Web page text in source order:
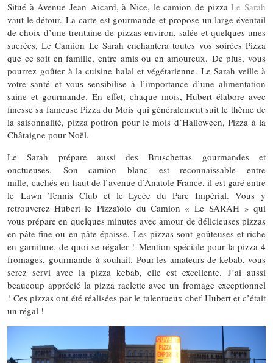
Situé à Avenue Jean Aicard, à Nice, le camion de pizzaLe Sarah
vaut le détour. La carte est gourmande et propose un large éventail
de choix d’une trentaine de pizzas environ, salée et quelques-unes
sucrées, Le Camion Le Sarah enchantera toutes vos soirées Pizza
que ce soit en famille, entre amis ou en amoureux. De plus, vous
pourrez goûter à la cuisine halal et végétarienne. Le Sarah veille à
votre santé et vous sensibilise à l’importance d’une alimentation
saine et gourmande. En effet, chaque mois, Hubert élabore avec
finesse sa fameuse Pizza du Mois qui généralement suit le thème de
la saisonnalité, pizza potiron pour le mois d’Halloween, Pizza à la
Châtaigne pour Noël.
Le Sarah prépare aussi des Bruschettas gourmandes et
onctueuses. Son camion blanc est reconnaissable entre
mille, cachés en haut de l’avenue d’Anatole France, il est garé entre
le Lawn Tennis Club et le Lycée du Parc Impérial. Vous y
retrouverez Hubert le Pizzaïolo du Camion « Le SARAH » qui
vous prépare en quelques minutes avec amour de délicieuses pizzas
en pâte fine ou en pâte épaisse. Les pizzas sont goûteuses et riche
en garniture, de quoi se régaler ! Mention spéciale pour la pizza 4
fromages, gourmande à souhait. Pour les amateurs de kebab, vous
serez servi avec la pizza kebab, elle est excellente. J’ai aussi
beaucoup apprécié la pizza raclette avec un fromage exceptionnel
! Ces pizzas ont été réalisées par le talentueux chef Hubert et c’était
un régal !